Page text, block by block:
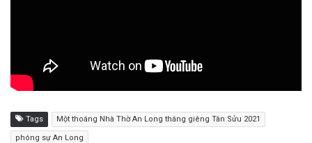
Tags Một thoáng Nhà Thờ An Long tháng giêng Tân Sửu 2021
phóng sự An Long